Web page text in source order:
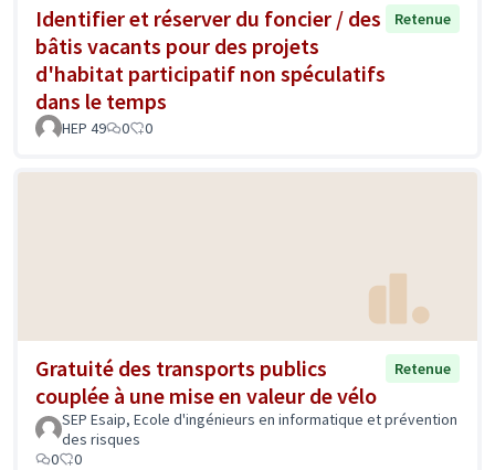
Identifier et réserver du foncier / des
bâtis vacants pour des projets
d'habitat participatif non spéculatifs
dans le temps
Retenue
HEP 49 0 0
Gratuité des transports publics
couplée à une mise en valeur de vélo
Retenue
SEP Esaip, Ecole d'ingénieurs en informatique et prévention
des risques
0
0